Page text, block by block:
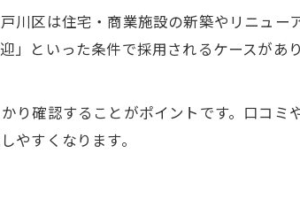
最大限に活用
で必要な資格とは
当と昇給ポイント
アップに直結
区は住宅・商業施設の新築やリニュー
といった条件で採用されるケースがあ
り確認することがポイントです。口コミ
やすくなります。